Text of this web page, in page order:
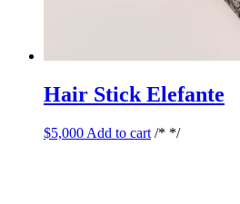
Hair Stick Elefante
$5,000 Add to cart /* */